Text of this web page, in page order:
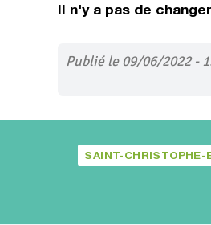
Il n'y a pas de
Publié le 09/06/2022 -
SAINT-CHRISTOPHE-